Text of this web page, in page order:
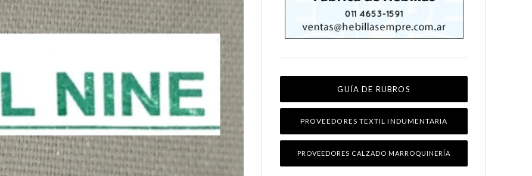
GUÍA DE RUBROS
PROVEEDORES TEXTIL INDUMENTARIA
PROVEEDORES CALZADO MARROQUINERÍA